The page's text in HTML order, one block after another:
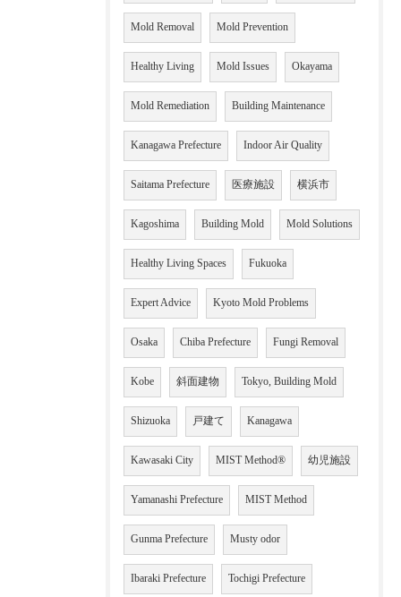
Mold Removal Mold Prevention
Healthy Living Mold Issues Okayama
Mold Remediation Building Maintenance
Kanagawa Prefecture Indoor Air Quality
Saitama Prefecture 医療施設 横浜市
Kagoshima Building Mold Mold Solutions
Healthy Living Spaces Fukuoka
Expert Advice Kyoto Mold Problems
Osaka Chiba Prefecture Fungi Removal
Kobe 斜面建物 Tokyo, Building Mold
Shizuoka 戸建て Kanagawa
Kawasaki City MIST Method® 幼児施設
Yamanashi Prefecture MIST Method
Gunma Prefecture Musty odor
Ibaraki Prefecture Tochigi Prefecture